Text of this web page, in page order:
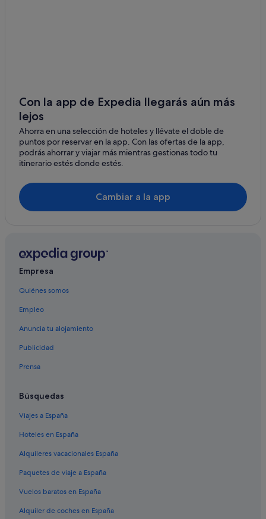
Accor Hotels en Daya Nueva
Hoteles históricos en Almoradí
Casas rurales en Dolores
Hoteles de 3 estrellas en Almoradí
Hoteles con restaurante en Almoradí
Hoteles con bar en Algorfa
Hoteles románticos en Almoradí
Dolores hoteles
Pensiones en Algorfa
Casas de campo en Algorfa
Campings de caravanas en Algorfa
Hoteles de 5 estrellas en Algorfa
Hoteles románticos en Algorfa
Hoteles con piscina en Daya Nueva
La Marquesa
Lo Bigo
Con la app de Expedia llegarás aún más
lejos
Ahorra en una selección de hoteles y llévate el doble de
puntos por reservar en la app. Con las ofertas de la app,
podrás ahorrar y viajar más mientras gestionas todo tu
itinerario estés donde estés.
Cambiar a la app
Empresa
Quiénes somos
Empleo
Anuncia tu alojamiento
Publicidad
Prensa
Búsquedas
Viajes a España
Hoteles en España
Alquileres vacacionales España
Paquetes de viaje a España
Vuelos baratos en España
Alquiler de coches en España